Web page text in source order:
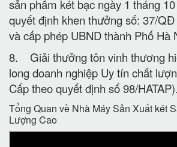
sản phẩm két bạc ngày 1 tháng
quyết định khen thưởng số: 37/
và cấp phép UBND thành Phố Hà
8. Giải thưởng tôn vinh thương
long doanh nghiệp Uy tín chất
Cấp theo quyết định số 98/HATAP).
Tổng Quan về Nhà Máy Sản Xuất két
Lượng Cao